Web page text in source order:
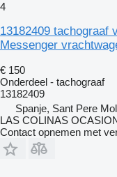
4
13182409 tachograaf
Messenger
€ 150
Onderdeel - tachograaf
13182409
Spanje, Sant Pere
LAS COLINAS
Contact opnemen met